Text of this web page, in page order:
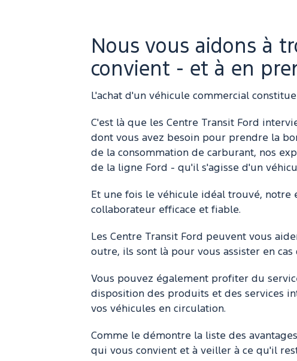
Nous vous aidons à
convient - et à en
L'achat d'un véhicule commercial
C'est là que les Centre Transit Ford
dont vous avez besoin pour prendre la
de la consommation de carburant, nos
de la ligne Ford - qu'il s'agisse d'un
Et une fois le véhicule idéal trouvé, notre
collaborateur efficace et fiable.
Les Centre Transit Ford peuvent vous
outre, ils sont là pour vous assister en
Vous pouvez également profiter du
disposition des produits et des services
vos véhicules en circulation.
Comme le démontre la liste des
qui vous convient et à veiller à ce qu'il